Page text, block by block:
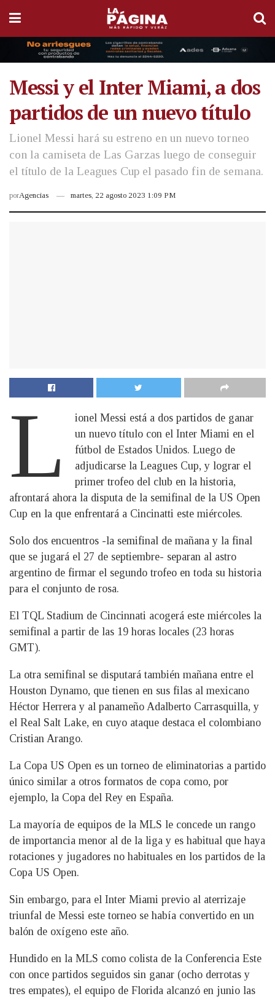
Messi y el Inter Miami, a dos
partidos de un nuevo título
Lionel Messi hará su estreno en un nuevo torneo
con la camiseta de Las Garzas luego de conseguir
el título de la Leagues Cup el pasado fin de semana.
porAgencias martes, 22 agosto 2023 1:09 PM
L
ionel Messi está a dos partidos de ganar
un nuevo título con el Inter Miami en el
fútbol de Estados Unidos. Luego de
adjudicarse la Leagues Cup, y lograr el
primer trofeo del club en la historia,
afrontará ahora la disputa de la semifinal de la US Open
Cup en la que enfrentará a Cincinatti este miércoles.
Solo dos encuentros -la semifinal de mañana y la final
que se jugará el 27 de septiembre- separan al astro
argentino de firmar el segundo trofeo en toda su historia
para el conjunto de rosa.
El TQL Stadium de Cincinnati acogerá este miércoles la
semifinal a partir de las 19 horas locales (23 horas
GMT).
La otra semifinal se disputará también mañana entre el
Houston Dynamo, que tienen en sus filas al mexicano
Héctor Herrera y al panameño Adalberto Carrasquilla, y
el Real Salt Lake, en cuyo ataque destaca el colombiano
Cristian Arango.
La Copa US Open es un torneo de eliminatorias a partido
único similar a otros formatos de copa como, por
ejemplo, la Copa del Rey en España.
La mayoría de equipos de la MLS le concede un rango
de importancia menor al de la liga y es habitual que haya
rotaciones y jugadores no habituales en los partidos de la
Copa US Open.
Sin embargo, para el Inter Miami previo al aterrizaje
triunfal de Messi este torneo se había convertido en un
balón de oxígeno este año.
Hundido en la MLS como colista de la Conferencia Este
con once partidos seguidos sin ganar (ocho derrotas y
tres empates), el equipo de Florida alcanzó en junio las